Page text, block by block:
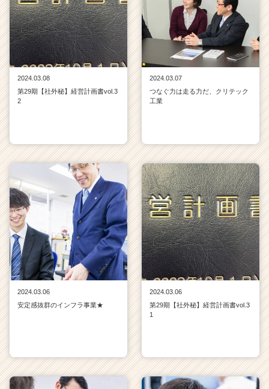
2024.03.08
第29期【社外秘】経営計画書vol.3
2
2024.03.07
つなぐ力は走る力だ、クリテック
工業
2024.03.06
安定感抜群のインフラ事業★
2024.03.06
第29期【社外秘】経営計画書vol.3
1